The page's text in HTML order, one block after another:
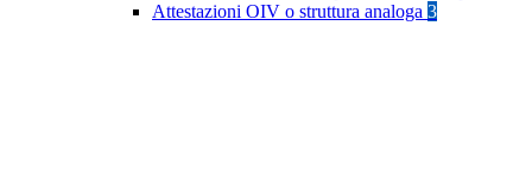
Attestazioni OIV o struttura analoga 3